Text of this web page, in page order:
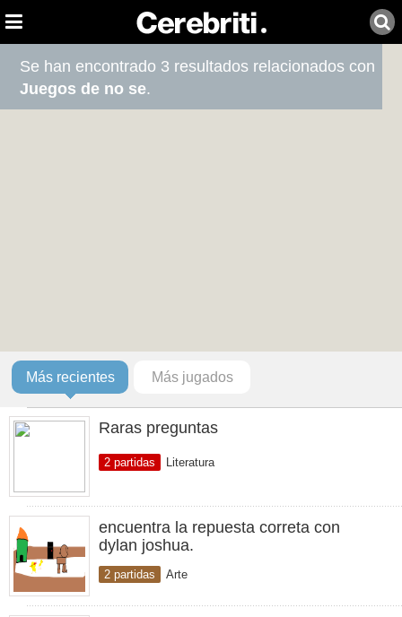
Se han encontrado 3 resultados relacionados con
Juegos de no se.
Más recientes Más jugados
Raras preguntas
2 partidas Literatura
encuentra la repuesta correta con
dylan joshua.
2 partidas Arte